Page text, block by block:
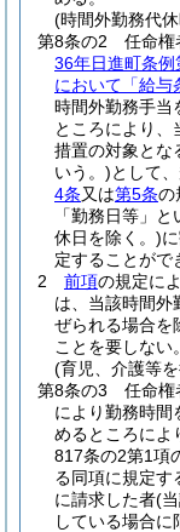
(時間外勤務代
第8条の2
任命権
36年日進町条
において「給与
時間外勤務手当
ところにより、
措置の対象とな
いう。)として
4条又は第5条の
「勤務日等」と
休日を除く。)
定することがで
2
前項の規定に
は、当該時間外
ぜられる場合を
ことを要しない。
(育児、介護等
第8条の3
任命権
により勤務時間
めるところによ
817条の2第1項
る同項に規定す
に請求した者(
している場合に